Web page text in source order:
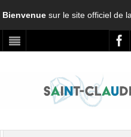
Bienvenuesur le site officiel de